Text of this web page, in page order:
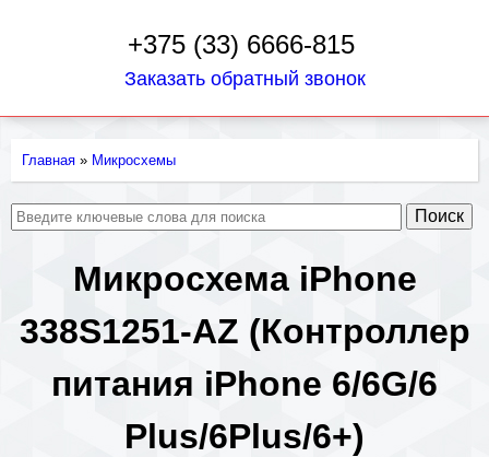
+375 (33) 6666-815
Заказать обратный звонок
Вы
здесь
Главная » Микросхемы
Микросхема iPhone
338S1251-AZ (Контроллер
питания iPhone 6/6G/6
Plus/6Plus/6+)